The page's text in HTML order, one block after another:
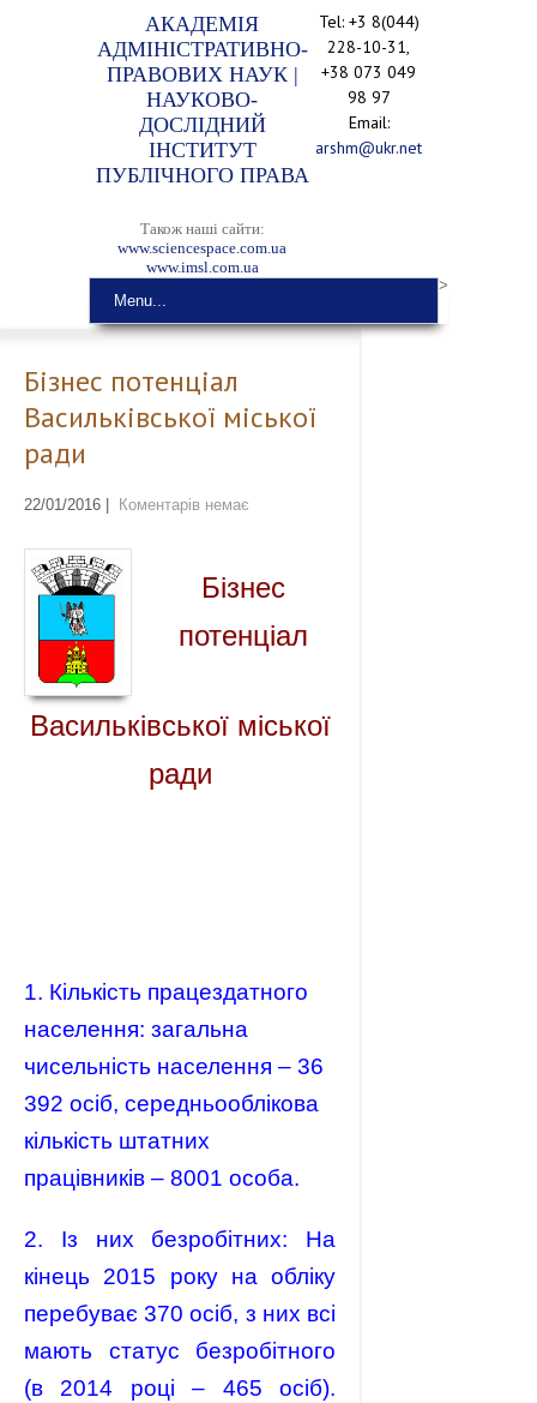
АКАДЕМІЯ
АДМІНІСТРАТИВНО-
ПРАВОВИХ НАУК |
НАУКОВО-
ДОСЛІДНИЙ
ІНСТИТУТ
ПУБЛІЧНОГО ПРАВА
Також наші сайти:
www.sciencespace.com.ua
www.imsl.com.ua
Tel: +3 8(044)
228-10-31,
+38 073 049
98 97
Email:
arshm@ukr.net
Menu...
>
Бізнес потенціал
Васильківської міської
ради
22/01/2016 Коментарів немає
Бізнес
потенціал
Васильківської міської
ради
1. Кількість працездатного
населення: загальна
чисельність населення – 36
392 осіб, середньооблікова
кількість штатних
працівників – 8001 особа.
2. Із них безробітних: На
кінець 2015 року на обліку
перебуває 370 осіб, з них всі
мають статус безробітного
(в 2014 році – 465 осіб).